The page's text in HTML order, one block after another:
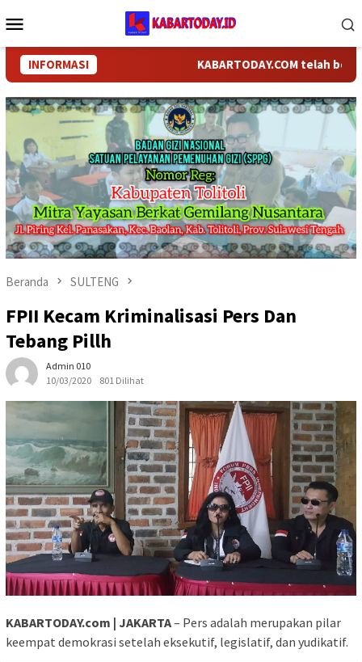
ke
Mobile
INFORMASI KABARTODAY.COM telah
Beranda SULTENG
FPII Kecam Kriminalisasi Pers Dan
Tebang Pillh
Admin 010
10/03/2020
801 Dilihat
KABARTODAY.com | JAKARTA– Pers adalah merupakan pilar
keempat demokrasi setelah eksekutif, legislatif, dan yudikatif.